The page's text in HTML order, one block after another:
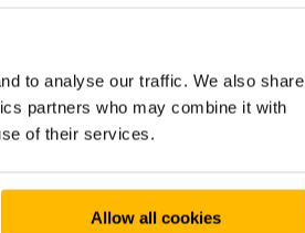
to analyse our traffic. We also share
partners who may combine it with
of their services.
Allow all cookies